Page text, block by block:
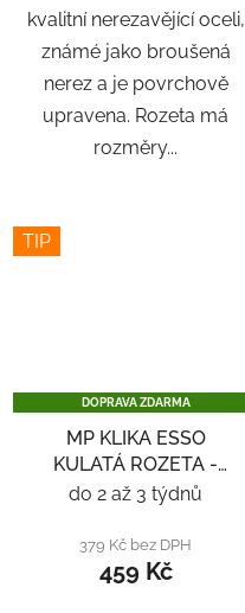
kvalitní nerezavějící oceli,
známé jako broušená
nerez a je povrchově
upravena. Rozeta má
rozměry...
TIP
DOPRAVA ZDARMA
MP KLIKA ESSO
KULATÁ ROZETA -
NEREZ
do 2 až 3 týdnů
379 Kč bez DPH
459 Kč